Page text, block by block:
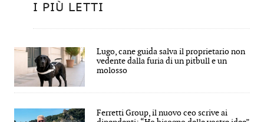
I PIÙ LETTI
Lugo, cane guida salva il proprietario non
vedente dalla furia di un pitbull e un
molosso
Ferretti Group, il nuovo ceo scrive ai